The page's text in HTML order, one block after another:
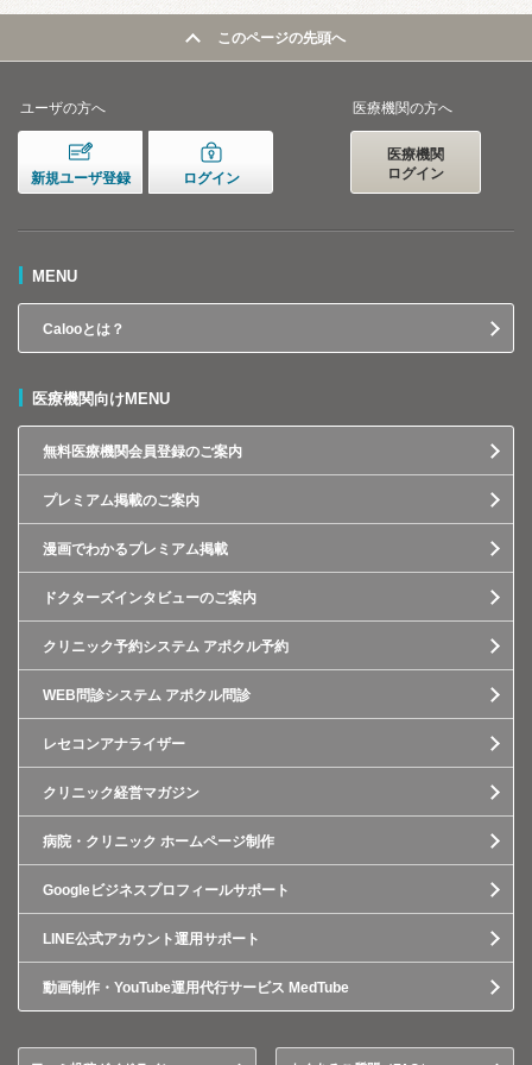
このページの先頭へ
ユーザの方へ
新規ユーザ登録 ログイン
医療機関の方へ
医療機関
ログイン
MENU
Calooとは？
医療機関向けMENU
無料医療機関会員登録のご案内
プレミアム掲載のご案内
漫画でわかるプレミアム掲載
ドクターズインタビューのご案内
クリニック予約システム アポクル予約
WEB問診システム アポクル問診
レセコンアナライザー
クリニック経営マガジン
病院・クリニック ホームページ制作
Googleビジネスプロフィールサポート
LINE公式アカウント運用サポート
動画制作・YouTube運用代行サービス MedTube